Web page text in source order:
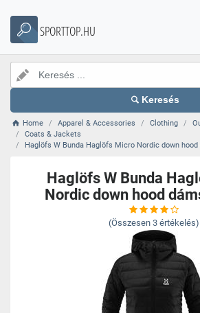
SPORTTOP.HU
Keresés
Home Apparel & Accessories Clothing
Coats & Jackets
Haglöfs W Bunda Haglöfs Micro Nordic down
Haglöfs W Bunda
Nordic down hood
(Összesen 3 értékelés)